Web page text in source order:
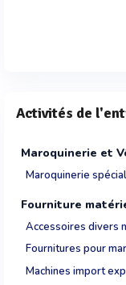
Activités de
Maroquinerie et
Maroquinerie
Fourniture
Accessoires divers
Fournitures pour
Machines import